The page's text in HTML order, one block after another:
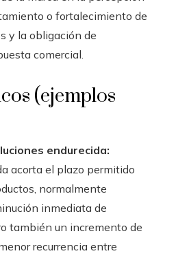
o fortalecimiento de
y la obligación de
comercial.
(ejemplos
endurecida:
acorta el plazo permitido
normalmente
inmediata de
también un incremento de
recurrencia entre